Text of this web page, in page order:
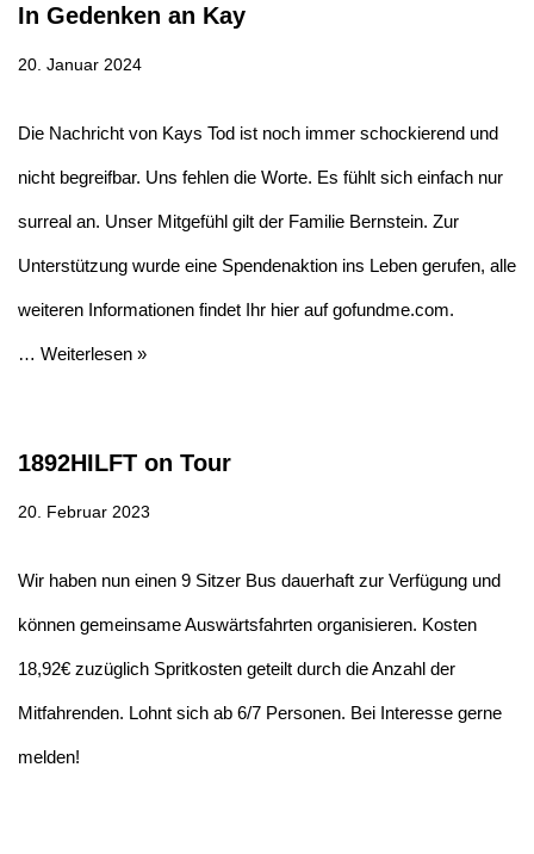
In Gedenken an Kay
20. Januar 2024
Die Nachricht von Kays Tod ist noch immer schockierend und
nicht begreifbar. Uns fehlen die Worte. Es fühlt sich einfach nur
surreal an. Unser Mitgefühl gilt der Familie Bernstein. Zur
Unterstützung wurde eine Spendenaktion ins Leben gerufen, alle
weiteren Informationen findet Ihr hier auf gofundme.com.
… Weiterlesen »
1892HILFT on Tour
20. Februar 2023
Wir haben nun einen 9 Sitzer Bus dauerhaft zur Verfügung und
können gemeinsame Auswärtsfahrten organisieren. Kosten
18,92€ zuzüglich Spritkosten geteilt durch die Anzahl der
Mitfahrenden. Lohnt sich ab 6/7 Personen. Bei Interesse gerne
melden!